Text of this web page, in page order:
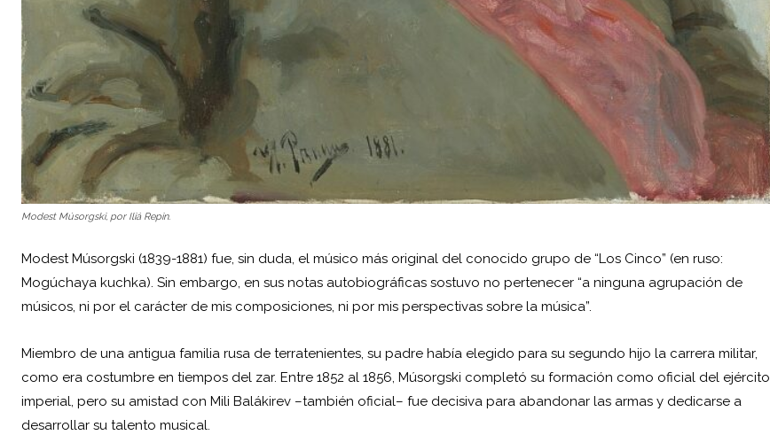
Modest Músorgski, por Iliá Repin.
Modest Músorgski (1839-1881) fue, sin duda, el músico más original del conocido grupo de “Los Cinco” (en ruso:
Mogúchaya kuchka). Sin embargo, en sus notas autobiográficas sostuvo no pertenecer “a ninguna agrupación de
músicos, ni por el carácter de mis composiciones, ni por mis perspectivas sobre la música”.
Miembro de una antigua familia rusa de terratenientes, su padre había elegido para su segundo hijo la carrera militar,
como era costumbre en tiempos del zar. Entre 1852 al 1856, Músorgski completó su formación como oficial del ejército
imperial, pero su amistad con Mili Balákirev –también oficial– fue decisiva para abandonar las armas y dedicarse a
desarrollar su talento musical.